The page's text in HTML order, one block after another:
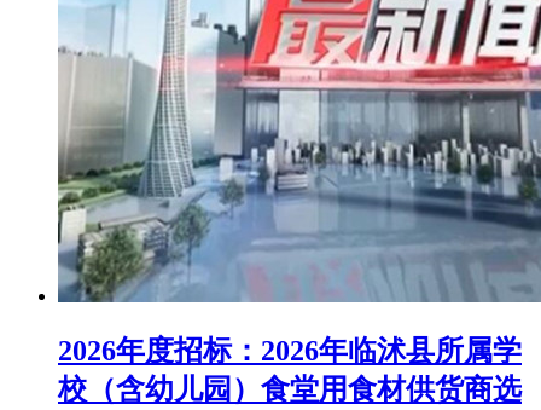
2026年度招标：2026年临沭县所属学
校（含幼⼉园）⻝堂⽤⻝材供货商选